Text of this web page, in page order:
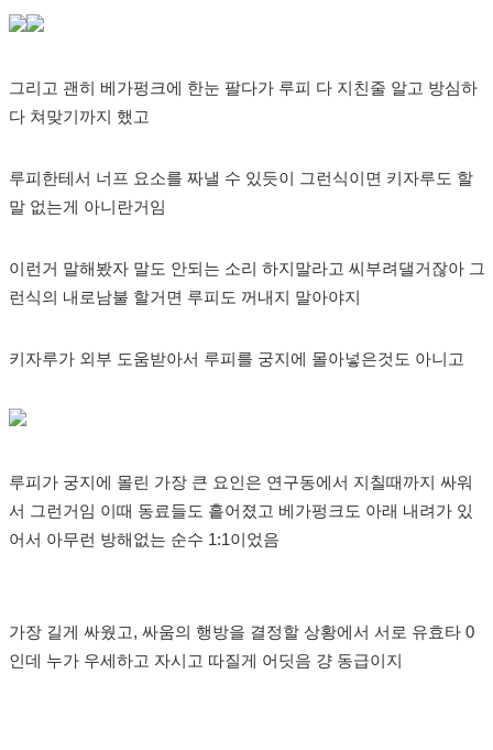
그리고 괜히 베가펑크에 한눈 팔다가 루피 다 지친줄 알고 방심하
다 쳐맞기까지 했고
루피한테서 너프 요소를 짜낼 수 있듯이 그런식이면 키자루도 할
말 없는게 아니란거임
이런거 말해봤자 말도 안되는 소리 하지말라고 씨부려댈거잖아 그
런식의 내로남불 할거면 루피도 꺼내지 말아야지
키자루가 외부 도움받아서 루피를 궁지에 몰아넣은것도 아니고
루피가 궁지에 몰린 가장 큰 요인은 연구동에서 지칠때까지 싸워
서 그런거임 이때 동료들도 흩어졌고 베가펑크도 아래 내려가 있
어서 아무런 방해없는 순수 1:1이었음
가장 길게 싸웠고, 싸움의 행방을 결정할 상황에서 서로 유효타 0
인데 누가 우세하고 자시고 따질게 어딧음 걍 동급이지